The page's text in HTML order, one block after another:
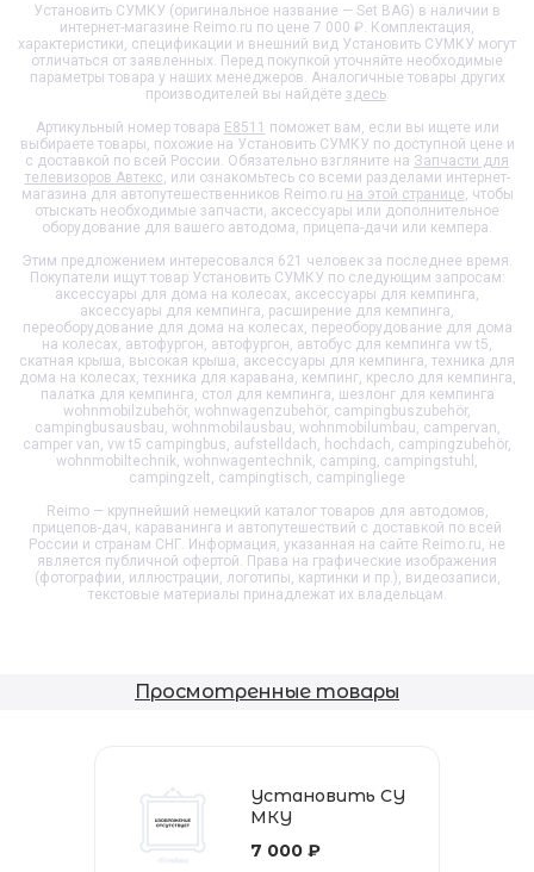
Установить СУМКУ (оригинальное название — Set BAG) в наличии в
интернет-магазине Reimo.ru по цене 7 000 ₽. Комплектация,
характеристики, спецификации и внешний вид Установить СУМКУ могут
отличаться от заявленных. Перед покупкой уточняйте необходимые
параметры товара у наших менеджеров. Аналогичные товары других
производителей вы найдёте здесь.
Артикульный номер товара E8511 поможет вам, если вы ищете или
выбираете товары, похожие на Установить СУМКУ по доступной цене и
с доставкой по всей России. Обязательно взгляните на Запчасти для
телевизоров Автекс , или ознакомьтесь со всеми разделами интернет-
магазина для автопутешественников Reimo.ru на этой странице , чтобы
отыскать необходимые запчасти, аксессуары или дополнительное
оборудование для вашего автодома, прицепа-дачи или кемпера.
Этим предложением интересовался 621 человек за последнее время.
Покупатели ищут товар Установить СУМКУ по следующим запросам:
аксессуары для дома на колесах, аксессуары для кемпинга,
аксессуары для кемпинга, расширение для кемпинга,
переоборудование для дома на колесах, переоборудование для дома
на колесах, автофургон, автофургон, автобус для кемпинга vw t5,
скатная крыша, высокая крыша, аксессуары для кемпинга, техника для
дома на колесах, техника для каравана, кемпинг, кресло для кемпинга,
палатка для кемпинга, стол для кемпинга, шезлонг для кемпинга
wohnmobilzubehör, wohnwagenzubehör, campingbuszubehör,
campingbusausbau, wohnmobilausbau, wohnmobilumbau, campervan,
camper van, vw t5 campingbus, aufstelldach, hochdach, campingzubehör,
wohnmobiltechnik, wohnwagentechnik, camping, campingstuhl,
campingzelt, campingtisch, campingliege
Reimo — крупнейший немецкий каталог товаров для автодомов,
прицепов-дач, караванинга и автопутешествий с доставкой по всей
России и странам СНГ. Информация, указанная на сайте Reimo.ru, не
является публичной офертой. Права на графические изображения
(фотографии, иллюстрации, логотипы, картинки и пр.), видеозаписи,
текстовые материалы принадлежат их владельцам.
Просмотренные товары
Установить СУ
МКУ
7 000 ₽